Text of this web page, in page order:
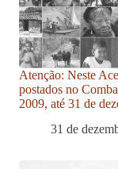
Atenção: Neste
postados no
2009, até 31 de
31 de